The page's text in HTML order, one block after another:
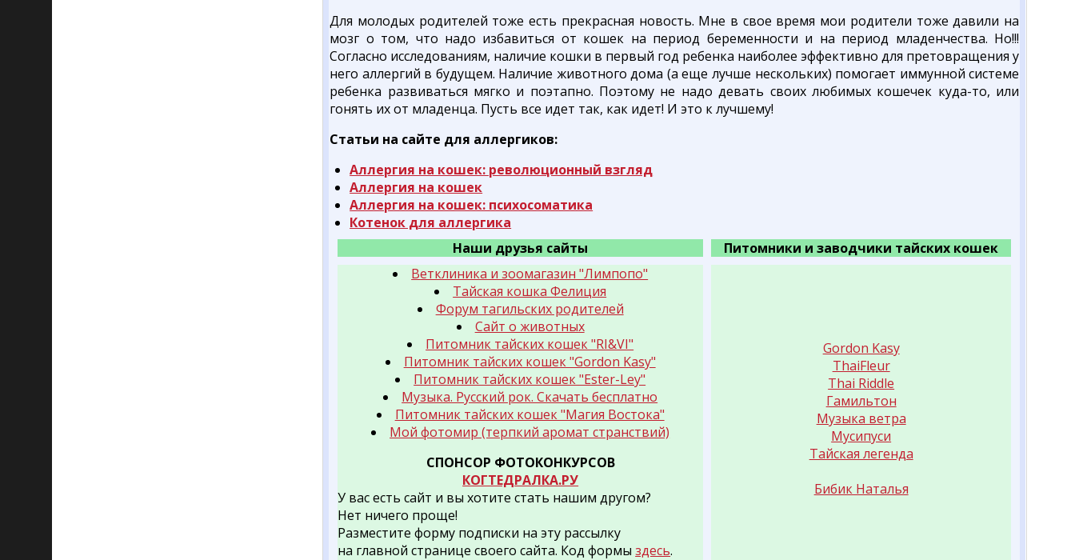
Для молодых родителей тоже есть прекрасная новость. Мне в свое время мои родители тоже давили на
мозг о том, что надо избавиться от кошек на период беременности и на период младенчества. Но!!!
Согласно исследованиям, наличие кошки в первый год ребенка наиболее эффективно для претовращения у
него аллергий в будущем. Наличие животного дома (а еще лучше нескольких) помогает иммунной системе
ребенка развиваться мягко и поэтапно. Поэтому не надо девать своих любимых кошечек куда-то, или
гонять их от младенца. Пусть все идет так, как идет! И это к лучшему!
Статьи на сайте для аллергиков:
Аллергия на кошек: революционный взгляд
Аллергия на кошек
Аллергия на кошек: психосоматика
Котенок для аллергика
Наши друзья сайты
Питомники и заводчики тайских кошек
Ветклиника и зоомагазин "Лимпопо"
Тайская кошка Фелиция
Форум тагильских родителей
Сайт о животных
Питомник тайских кошек "RI&VI"
Питомник тайских кошек "Gordon Kasy"
Питомник тайских кошек "Ester-Ley"
Музыка. Русский рок. Скачать бесплатно
Питомник тайских кошек "Магия Востока"
Мой фотомир (терпкий аромат странствий)
СПОНСОР ФОТОКОНКУРСОВ
КОГТЕДРАЛКА.РУ
У вас есть сайт и вы хотите стать нашим другом?
Нет ничего проще!
Разместите форму подписки на эту рассылку
на главной странице своего сайта. Код формыздесь.
Gordon Kasy
ThaiFleur
Thai Riddle
Гамильтон
Музыка ветра
Мусипуси
Тайская легенда
Бибик Наталья